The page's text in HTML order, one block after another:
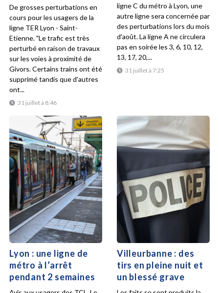
31 juillet à 8:46
De grosses perturbations en
cours pour les usagers de la
ligne TER Lyon - Saint-
Etienne. "Le trafic est très
perturbé en raison de travaux
sur les voies à proximité de
Givors. Certains trains ont été
supprimé tandis que d'autres
ont...
31 juillet à 7:25
ligne C du métro à Lyon, une
autre ligne sera concernée par
des perturbations lors du mois
d'août. La ligne A ne circulera
pas en soirée les 3, 6, 10, 12,
13, 17, 20,...
Lyon : une ligne de
métro à l’arrêt
pendant 2 semaines
Villeurbanne : des
tirs en pleine nuit et
un blessé grave